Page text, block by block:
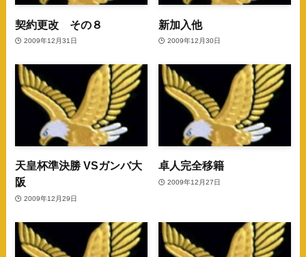
契約更改 その８
2009年12月31日
新加入他
2009年12月30日
天皇杯準決勝 VSガンバ大
阪
2009年12月29日
卓人完全移籍
2009年12月27日